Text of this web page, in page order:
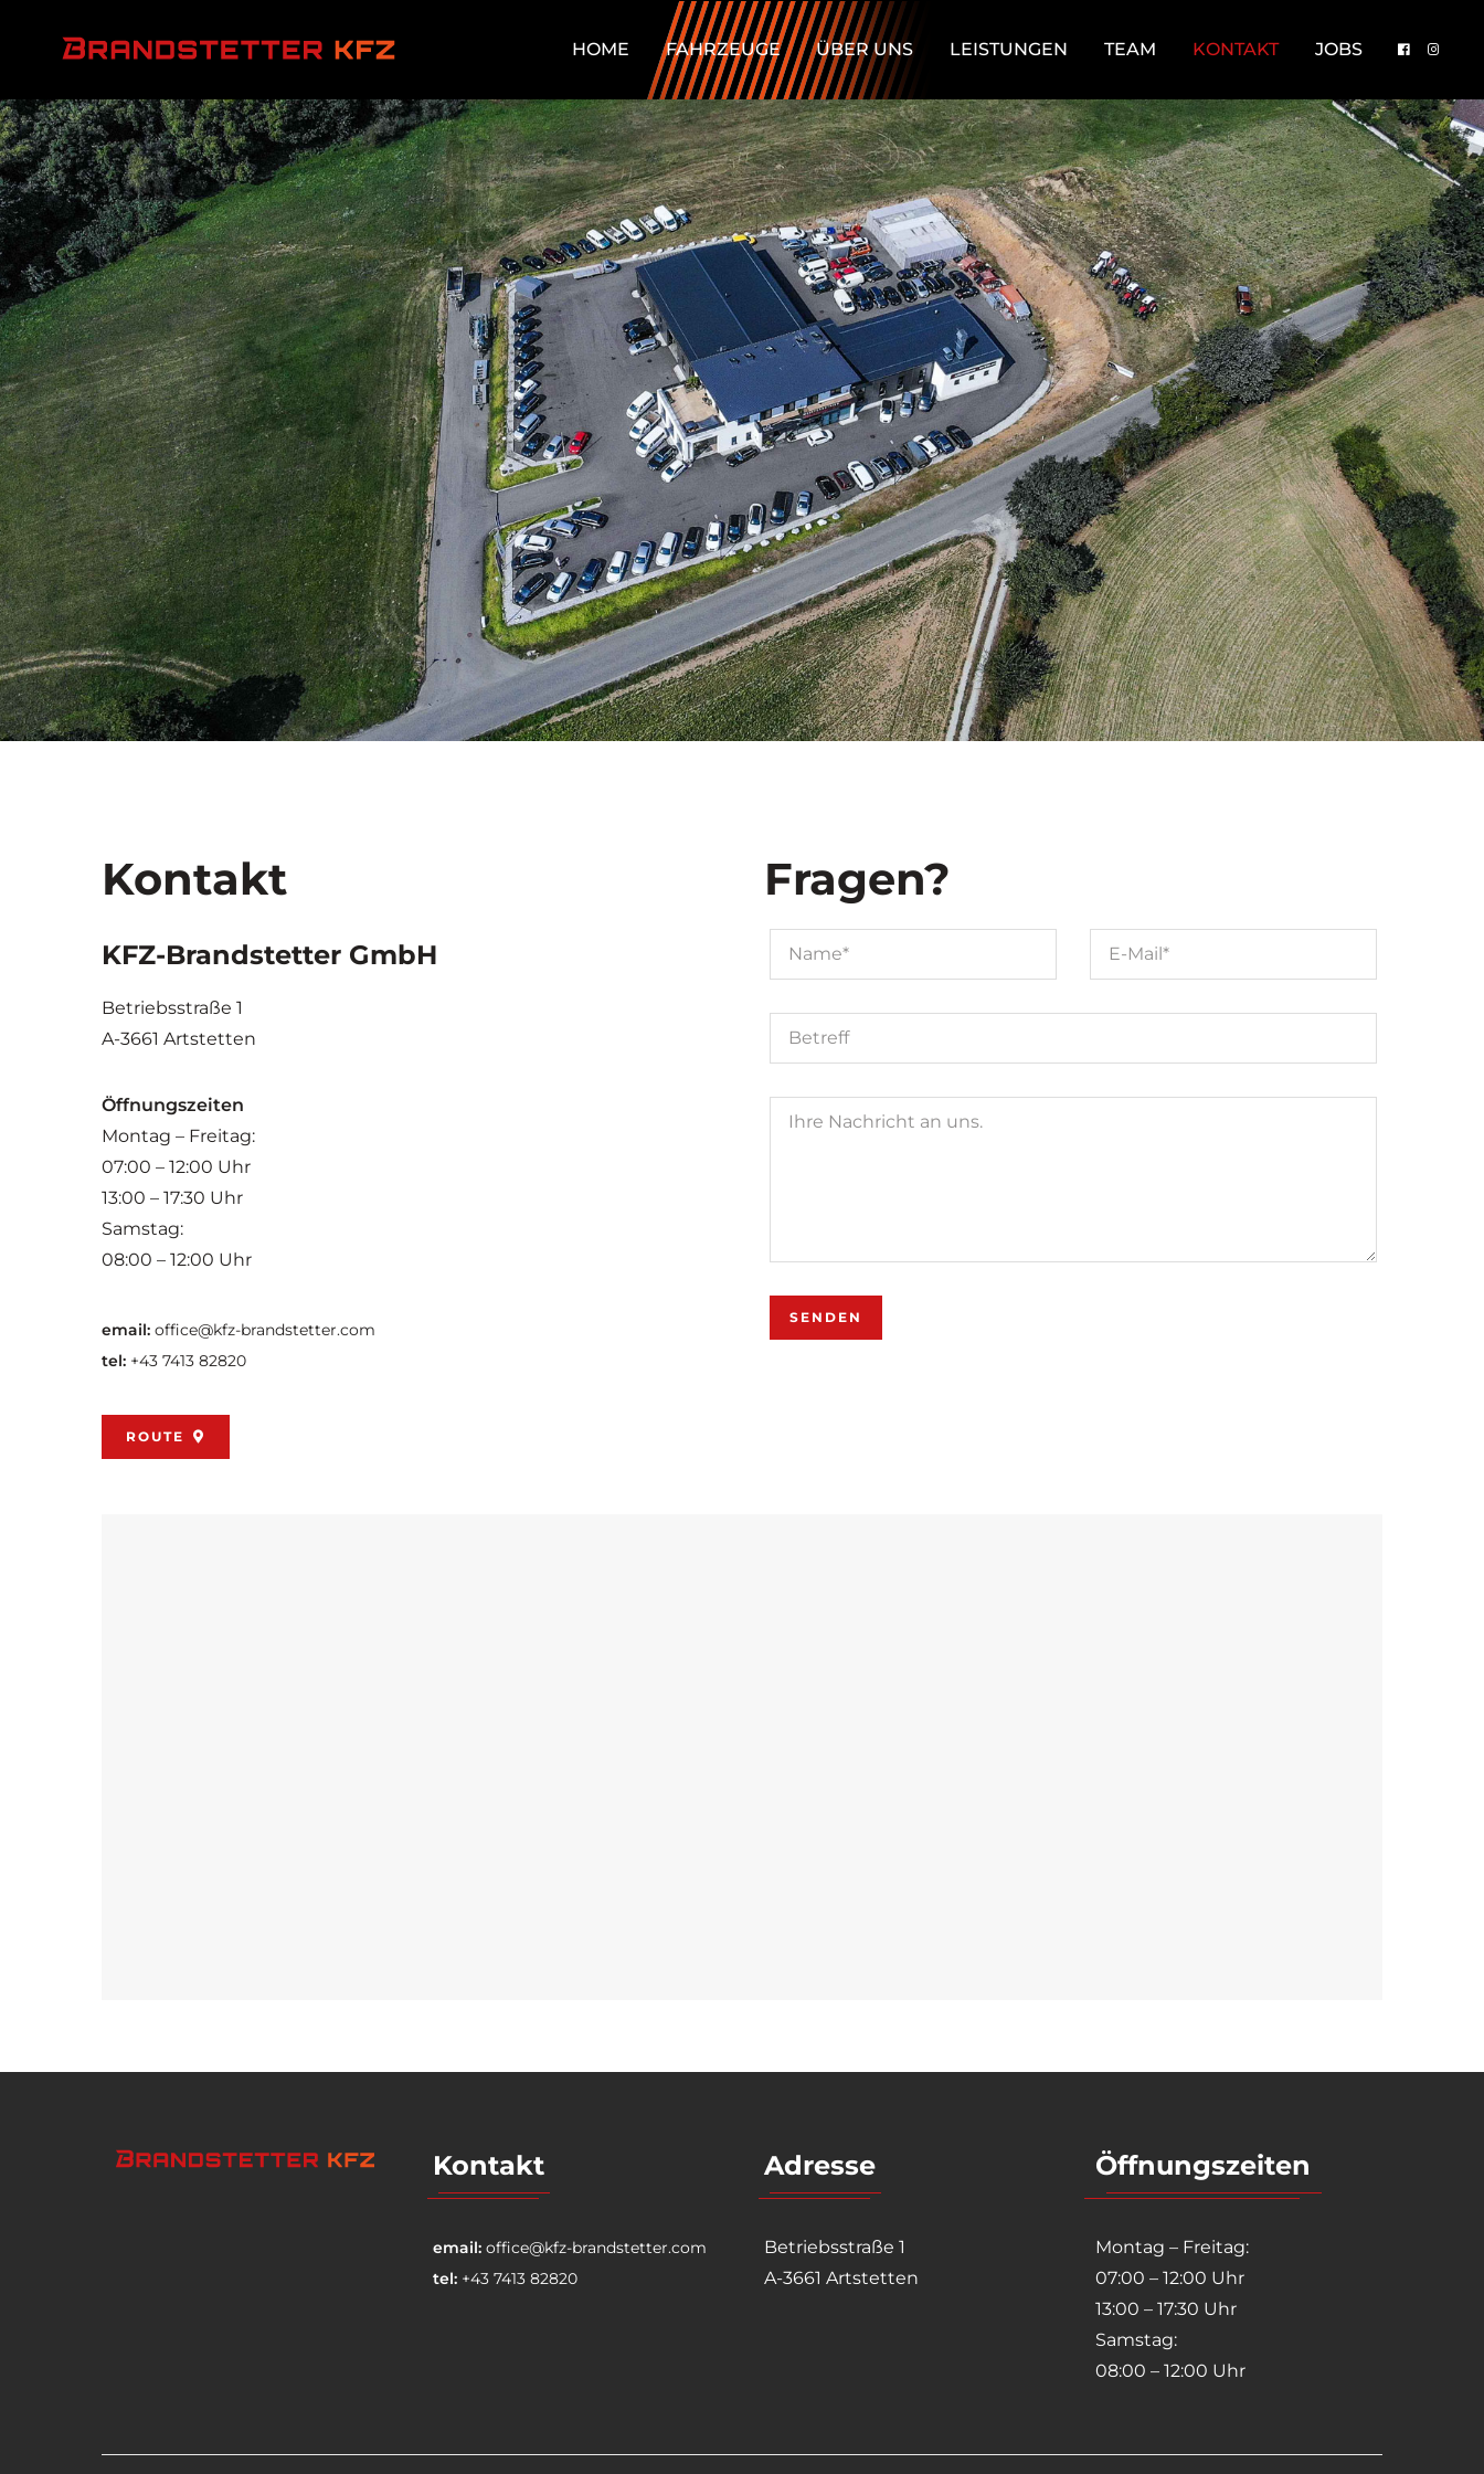
HOME FAHRZEUGE ÜBER UNS LEISTUNGEN TEAM KONTAKT JOBS
Kontakt
KFZ-Brandstetter GmbH
Betriebsstraße 1
A-3661 Artstetten
Öffnungszeiten
Montag – Freitag:
07:00 – 12:00 Uhr
13:00 – 17:30 Uhr
Samstag:
08:00 – 12:00 Uhr
email: office@kfz-brandstetter.com
tel: +43 7413 82820
ROUTE
Fragen?
Kontakt
email: office@kfz-brandstetter.com
tel: +43 7413 82820
Adresse
Betriebsstraße 1
A-3661 Artstetten
Öffnungszeiten
Montag – Freitag:
07:00 – 12:00 Uhr
13:00 – 17:30 Uhr
Samstag:
08:00 – 12:00 Uhr